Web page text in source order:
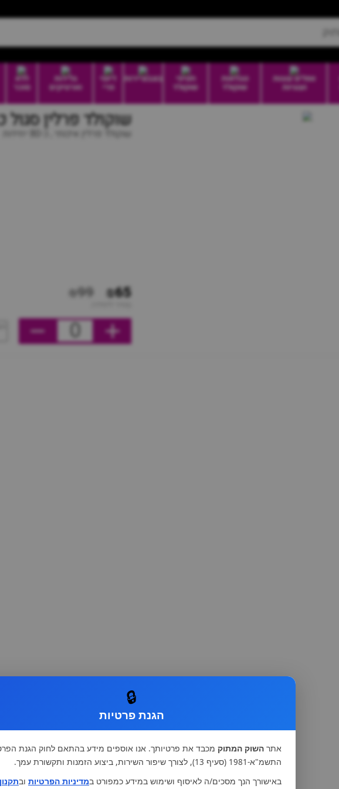
וופלים עוגות
ועוגיות
טבלאות
שוקולד
חטיפי
שוקולד
בונבוניירות
דיוטי
פרי
גלידות
וארטיקים
ללא
סוכר
שוקולד פרלין סגול
שוקולד פרלין איכותי , כ-80 יחידות
₪65
₪99
0
🔒
הגנת פרטיות
אתר השוק המתוק מכבד את פרטיותך. אנו אוספים מידע בהתאם לחוק הגנת
התשמ"א-1981 (סעיף 13), לצורך שיפור השירות, ביצוע הזמנות ותקשורת עמך.
באישורך הנך מסכים/ה לאיסוף ושימוש במידע כמפורט במדיניות הפרטיות ובתקנון